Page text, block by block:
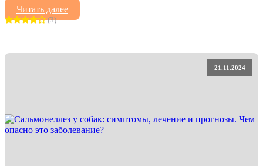
Читать далее
(3)
21.11.2024